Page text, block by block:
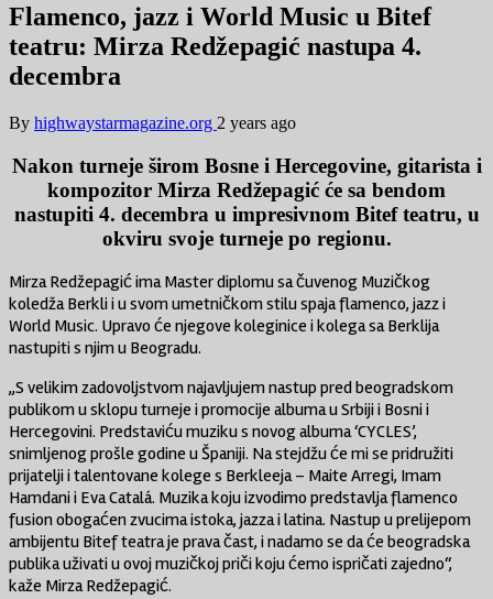
Flamenco, jazz i World Music u Bitef
teatru: Mirza Redžepagić nastupa 4.
decembra
By highwaystarmagazine.org 2 years ago
Nakon turneje širom Bosne i Hercegovine, gitarista i
kompozitor Mirza Redžepagić će sa bendom
nastupiti 4. decembra u impresivnom Bitef teatru, u
okviru svoje turneje po regionu.
Mirza Redžepagić ima Master diplomu sa čuvenog Muzičkog
koledža Berkli i u svom umetničkom stilu spaja flamenco, jazz i
World Music. Upravo će njegove koleginice i kolega sa Berklija
nastupiti s njim u Beogradu.
„S velikim zadovoljstvom najavljujem nastup pred beogradskom
publikom u sklopu turneje i promocije albuma u Srbiji i Bosni i
Hercegovini. Predstaviću muziku s novog albuma ‘CYCLES’,
snimljenog prošle godine u Španiji. Na stejdžu će mi se pridružiti
prijatelji i talentovane kolege s Berkleeja – Maite Arregi, Imam
Hamdani i Eva Catalá. Muzika koju izvodimo predstavlja flamenco
fusion obogaćen zvucima istoka, jazza i latina. Nastup u prelijepom
ambijentu Bitef teatra je prava čast, i nadamo se da će beogradska
publika uživati u ovoj muzičkoj priči koju ćemo ispričati zajedno“,
kaže Mirza Redžepagić.